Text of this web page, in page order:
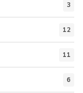
3
12
11
6